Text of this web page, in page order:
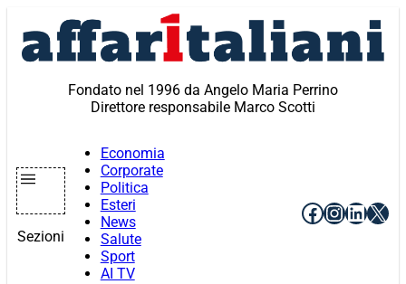
contenuto
Fondato nel 1996 da Angelo Maria Perrino
Direttore responsabile Marco Scotti
Sezioni
Economia
Corporate
Politica
Esteri
News
Salute
Sport
AI TV
Facebook
X